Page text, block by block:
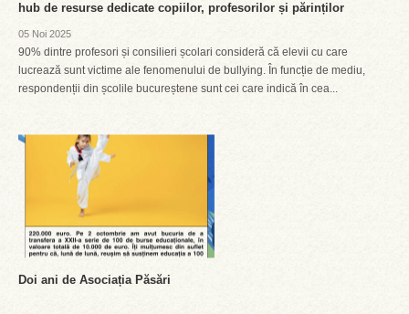
hub de resurse dedicate copiilor, profesorilor și părinților
05 Noi 2025
90% dintre profesori și consilieri școlari consideră că elevii cu care
lucrează sunt victime ale fenomenului de bullying. În funcție de mediu,
respondenții din școlile bucureștene sunt cei care indică în cea...
Doi ani de Asociația Păsări